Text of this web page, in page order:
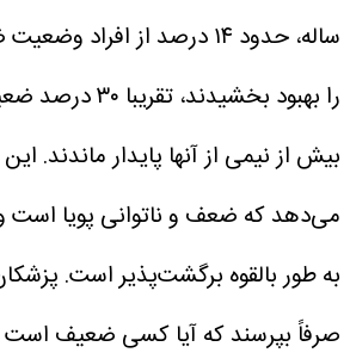
ساله، حدود ۱۴ درصد از
را بهبود
بیش از نیمی از آنها پایدار ماندند.
می‌دهد که ضعف و ناتوانی پویا است و
به طور بالقوه برگشت‌پذیر است.
صرفاً بپرسند که آیا کسی ضعیف است